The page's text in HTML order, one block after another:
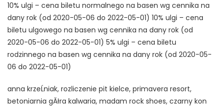
10% ulgi – cena biletu normalnego na basen wg cennika na
dany rok (od 2020-05-06 do 2022-05-01) 10% ulgi – cena
biletu ulgowego na basen wg cennika na dany rok (od
2020-05-06 do 2022-05-01) 5% ulgi – cena biletu
rodzinnego na basen wg cennika na dany rok (od 2020-05-
06 do 2022-05-01)
anna krzeĹniak, rozliczenie pit kielce, primavera resort,
betoniarnia gĂłra kalwaria, madam rock shoes, czarny kon